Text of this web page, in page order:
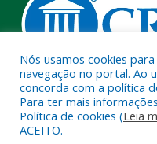
Muito mais quecriar siteou
Realizamos umaassessoria
contrato que todas as
Nós usamos cookies
navegação no portal. Ao
concorda com a política
Para ter mais
Política de cookies (Leia
ACEITO.